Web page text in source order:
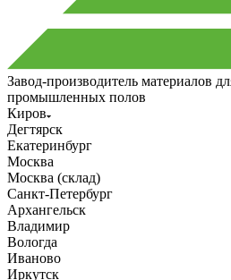
Завод-производитель материалов
промышленных полов
Киров
Дегтярск
Екатеринбург
Москва
Москва (склад)
Санкт-Петербург
Архангельск
Владимир
Вологда
Иваново
Иркутск